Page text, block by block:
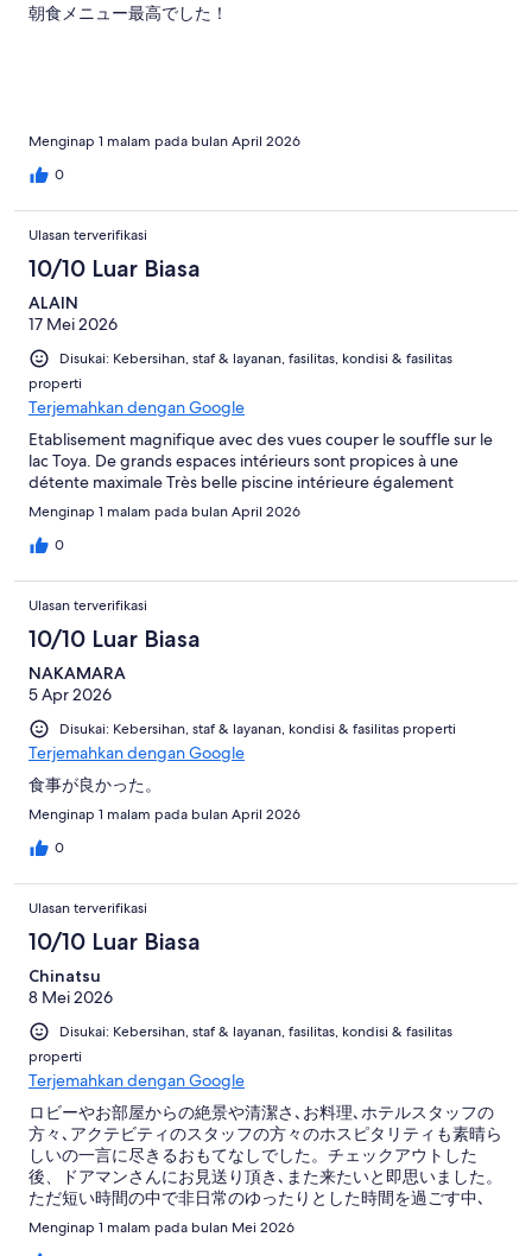
朝食メニュー最高でした！
Menginap 1 malam pada bulan April 2026
0
Ulasan terverifikasi
10/10 Luar Biasa
ALAIN
17 Mei 2026
Disukai: Kebersihan, staf & layanan, fasilitas, kondisi & fasilitas
properti
Terjemahkan dengan Google
Etablisement magnifique avec des vues couper le souffle sur le
lac Toya. De grands espaces intérieurs sont propices à une
détente maximale Très belle piscine intérieure également
Menginap 1 malam pada bulan April 2026
0
Ulasan terverifikasi
10/10 Luar Biasa
NAKAMARA
5 Apr 2026
Disukai: Kebersihan, staf & layanan, kondisi & fasilitas properti
Terjemahkan dengan Google
食事が良かった。
Menginap 1 malam pada bulan April 2026
0
Ulasan terverifikasi
10/10 Luar Biasa
Chinatsu
8 Mei 2026
Disukai: Kebersihan, staf & layanan, fasilitas, kondisi & fasilitas
properti
Terjemahkan dengan Google
ロビーやお部屋からの絶景や清潔さ､お料理､ホテルスタッフの
方々､アクテビティのスタッフの方々のホスピタリティも素晴ら
しいの一言に尽きるおもてなしでした。チェックアウトした
後、ドアマンさんにお見送り頂き､また来たいと即思いました。
ただ短い時間の中で非日常のゆったりとした時間を過ごす中､
closeの30分くらい前からお風呂の更衣室のお掃除が始まるのは
全てが素晴らしい中で少し残念に思いました。
Menginap 1 malam pada bulan Mei 2026